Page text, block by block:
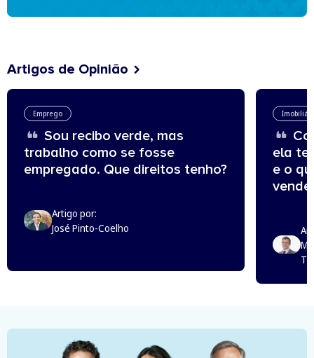
Artigos de Opinião
Emprego
Sou recibo verde, mas
trabalho como se fosse
empregado. Que direitos tenho?
Artigo por:
José Pinto-Coelho
ela
e o